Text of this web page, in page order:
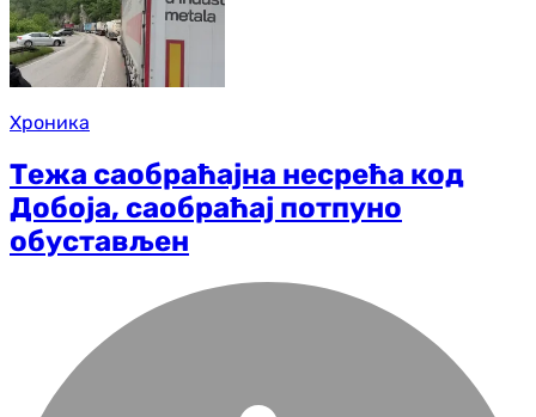
Хроника
Тежа саобраћајна несрећа код
Добоја, саобраћај потпуно
обустављен